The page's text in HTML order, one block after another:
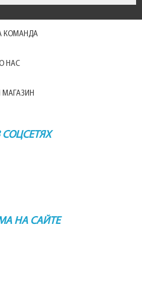
КОМАНДА
НАС
МАГАЗИН
НА САЙТЕ